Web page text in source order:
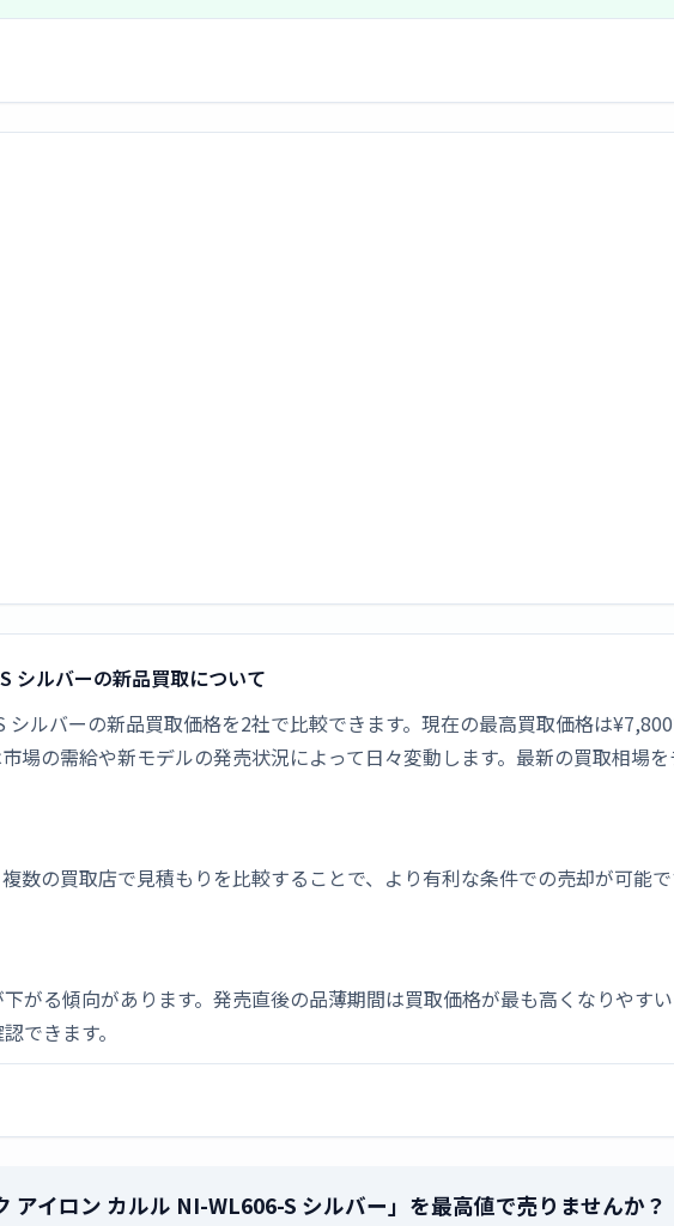
シルバーの新品買取について
ルバーの新品買取価格を2社で比較できます。現在の最高買取価格は
場の需給や新モデルの発売状況によって日々変動します。最新の買取相場
数の買取店で見積もりを比較することで、より有利な条件での売却が可能
がる傾向があります。発売直後の品薄期間は買取価格が最も高くなりやす
できます。
アイロン カルル NI-WL606-S シルバー」を最高値で売りませんか？